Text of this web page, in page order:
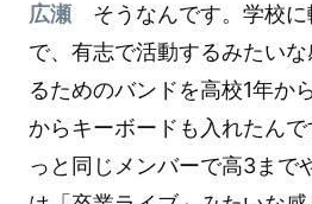
広瀬そうなんです。学校に
で、有志で活動するみたい
るためのバンドを高校1年か
からキーボードも入れたん
っと同じメンバーで高3まで